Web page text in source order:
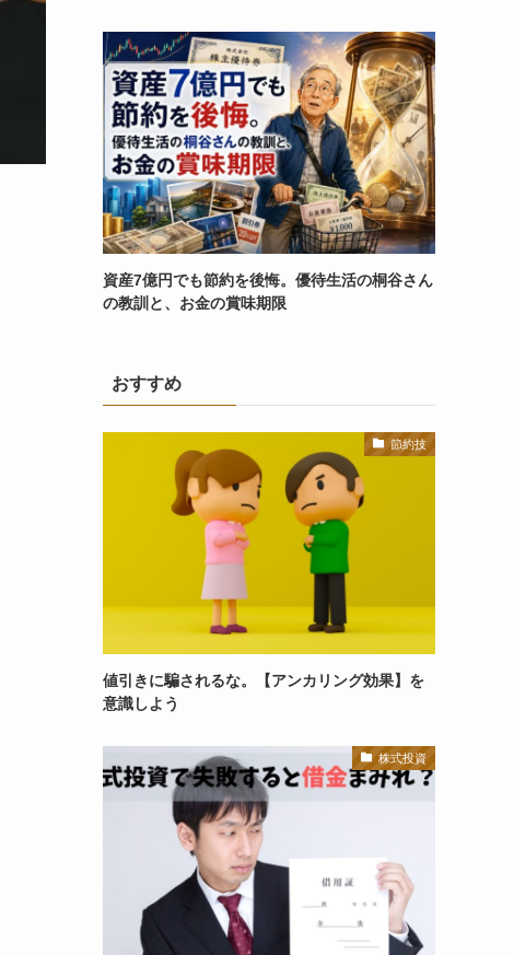
資産7億円でも節約を後悔。優待生活の桐谷さん
の教訓と、お金の賞味期限
おすすめ
節約技
値引きに騙されるな。【アンカリング効果】を
意識しよう
株式投資